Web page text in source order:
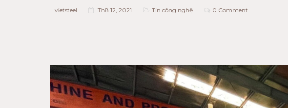
vietsteel Th8 12, 2021 Tin công nghệ 0 Comment